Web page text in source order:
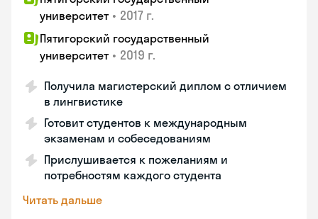
университет • 2017 г.
Пятигорский государственный
университет • 2019 г.
Получила магистерский диплом с отличием
в лингвистике
Готовит студентов к международным
экзаменам и собеседованиям
Прислушивается к пожеланиям и
потребностям каждого студента
Читать дальше